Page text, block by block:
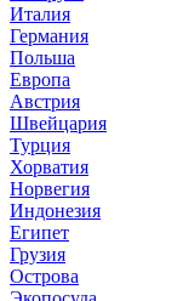
Италия
Германия
Польша
Европа
Австрия
Швейцария
Турция
Хорватия
Норвегия
Индонезия
Египет
Грузия
Острова